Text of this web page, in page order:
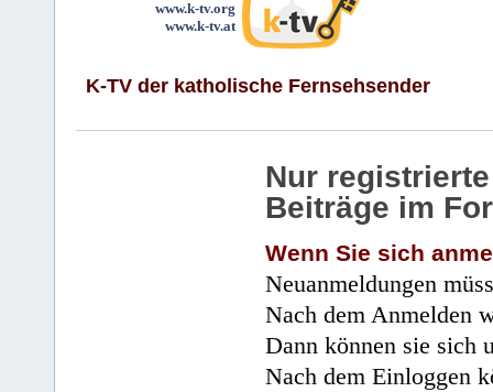
www.k-tv.org
www.k-tv.at
K-TV der katholische Fernsehsender
Nur
Beiträge im
Wenn Sie sich
Neuanmeldungen
Nach dem Anmelden
Dann können sie sich
Nach dem Einloggen